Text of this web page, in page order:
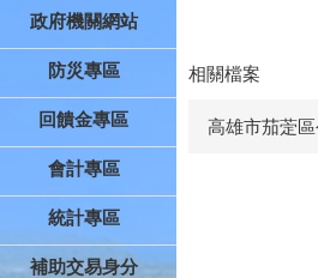
政府機關網站
防災專區
回饋金專區
會計專區
統計專區
補助交易身分
相關檔案
高雄市茄萣